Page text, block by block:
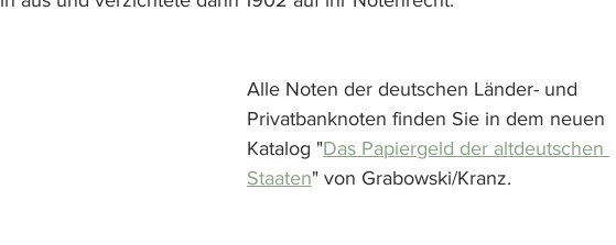
Alle Noten der deutschen Länder- und
Privatbanknoten finden Sie in dem neuen
Katalog "Das Papiergeld der altdeutschen
Staaten" von Grabowski/Kranz.